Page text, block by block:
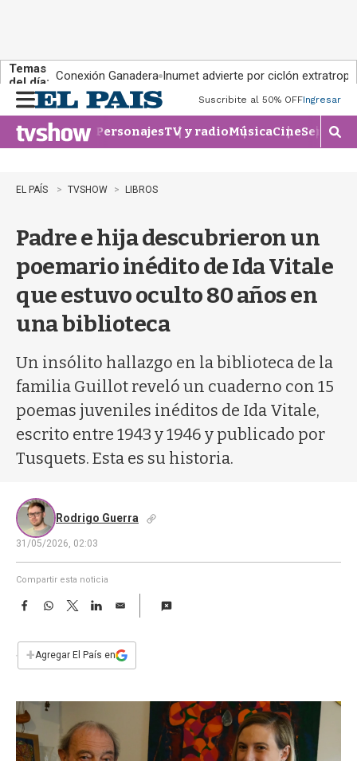
Temas
del día: Conexión Ganadera Inumet advierte por ciclón
n
u
Suscribite al 50% OFFIngresar
PersonajesTV y radioMúsicaCineSeries
M
o
EL PAÍS TVSHOW LIBROS
Padre e hija descubrieron un
poemario inédito de Ida Vitale
que estuvo oculto 80 años en
una biblioteca
Un insólito hallazgo en la biblioteca de la
familia Guillot reveló un cuaderno con 15
poemas juveniles inéditos de Ida Vitale,
escrito entre 1943 y 1946 y publicado por
Tusquets. Esta es su historia.
Rodrigo Guerra
31/05/2026, 02:03
Compartir esta noticia
F
e
b
k
W
s
T
w
t
L
E
i
l
+Agregar El País en